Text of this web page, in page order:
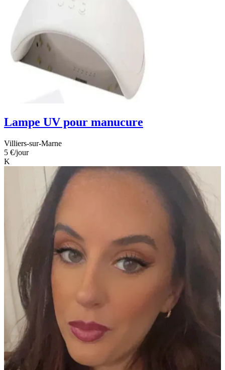
Lampe UV pour manucure
Villiers-sur-Marne
5 €/jour
K